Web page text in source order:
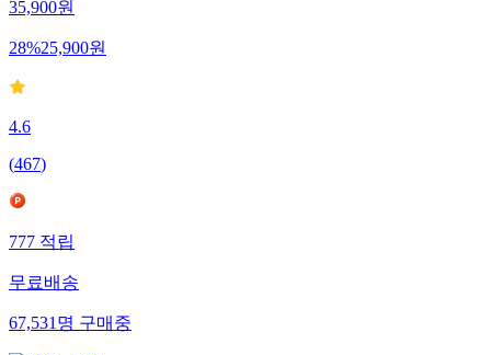
35,900원
28%25,900원
4.6
(467)
777적립
무료배송
67,531명구매중